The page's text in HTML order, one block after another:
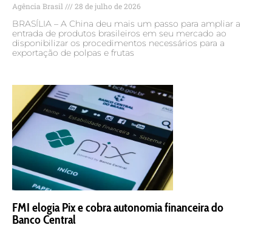
Agência Brasil 28 de julho de 2026
BRASÍLIA – A China deu mais um passo para ampliar a
entrada de produtos brasileiros em seu mercado ao
disponibilizar os procedimentos necessários para a
exportação de polpas e frutas
FMI elogia Pix e cobra autonomia financeira do
Banco Central